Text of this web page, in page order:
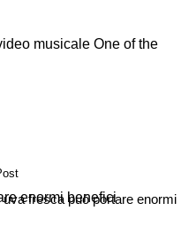
musicale One of the
uva fresca può portare enormi